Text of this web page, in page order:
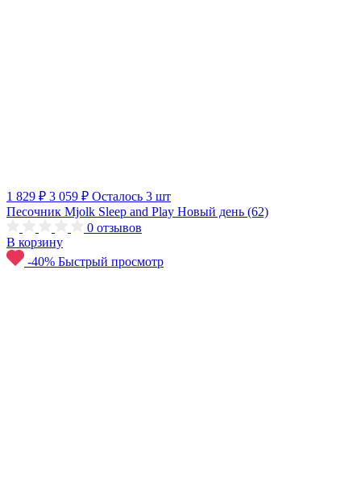
1 829 ₽ 3 059 ₽ Осталось 3 шт
Песочник Mjolk Sleep and Play Новый день (62)
0 отзывов
В корзину
-40% Быстрый просмотр